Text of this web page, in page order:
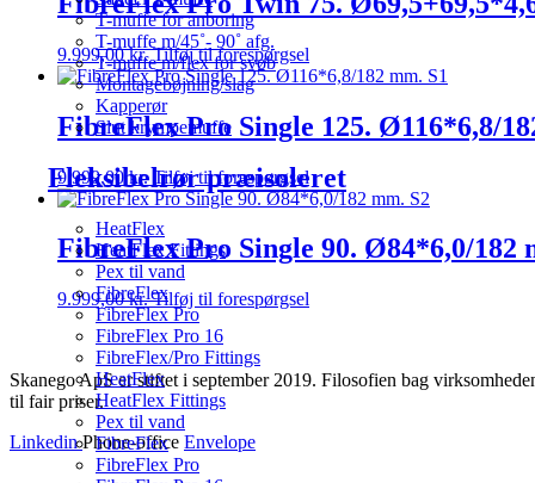
T-muffe for anboring
T-muffe m/45˚- 90˚ afg.
T-muffe m/flex for svøb
Montagebøjning/slag
Kapperør
Slut krympemuffe
Fleksibelrør præisoleret
HeatFlex
HeatFlex Fittings
Pex til vand
FibreFlex
FibreFlex Pro
FibreFlex Pro 16
FibreFlex/Pro Fittings
HeatFlex
HeatFlex Fittings
Pex til vand
FibreFlex
FibreFlex Pro
9.999,00kr. Tilføj til forespørgsel
FibreFlex Pro Single 125. Ø116*6,8/
9.999,00kr. Tilføj til forespørgsel
FibreFlex Pro Single 90. Ø84*6,0/182
9.999,00kr. Tilføj til forespørgsel
Skanego ApS er stiftet i september 2019. Filosofien bag
til fair priser.
Linkedin Phone-office Envelope